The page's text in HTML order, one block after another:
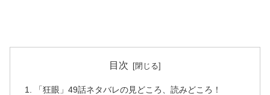
目次
「狂眼」49話ネタバレの見どころ、読みどころ！